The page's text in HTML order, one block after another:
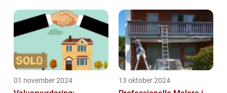
01 november 2024 13 oktober 2024